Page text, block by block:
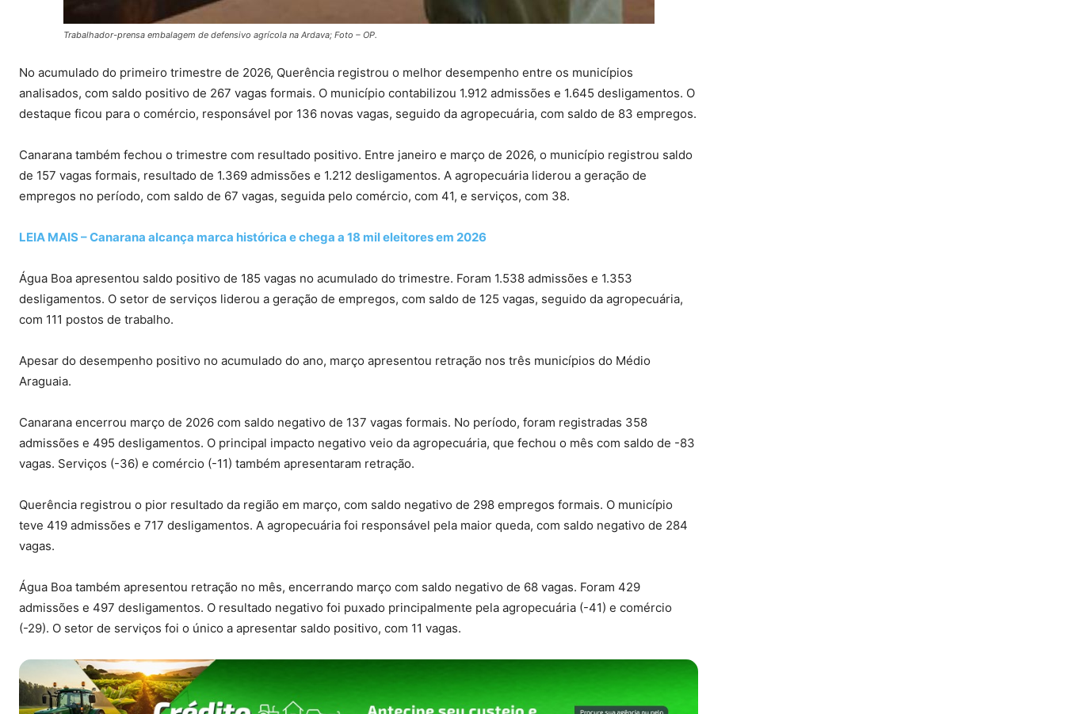
Trabalhador-prensa embalagem de defensivo agrícola na Ardava; Foto – OP.
No acumulado do primeiro trimestre de 2026, Querência registrou o melhor desempenho entre os municípios
analisados, com saldo positivo de 267 vagas formais. O município contabilizou 1.912 admissões e 1.645 desligamentos. O
destaque ficou para o comércio, responsável por 136 novas vagas, seguido da agropecuária, com saldo de 83 empregos.
Canarana também fechou o trimestre com resultado positivo. Entre janeiro e março de 2026, o município registrou saldo
de 157 vagas formais, resultado de 1.369 admissões e 1.212 desligamentos. A agropecuária liderou a geração de
empregos no período, com saldo de 67 vagas, seguida pelo comércio, com 41, e serviços, com 38.
LEIA MAIS – Canarana alcança marca histórica e chega a 18 mil eleitores em 2026
Água Boa apresentou saldo positivo de 185 vagas no acumulado do trimestre. Foram 1.538 admissões e 1.353
desligamentos. O setor de serviços liderou a geração de empregos, com saldo de 125 vagas, seguido da agropecuária,
com 111 postos de trabalho.
Apesar do desempenho positivo no acumulado do ano, março apresentou retração nos três municípios do Médio
Araguaia.
Canarana encerrou março de 2026 com saldo negativo de 137 vagas formais. No período, foram registradas 358
admissões e 495 desligamentos. O principal impacto negativo veio da agropecuária, que fechou o mês com saldo de -83
vagas. Serviços (-36) e comércio (-11) também apresentaram retração.
Querência registrou o pior resultado da região em março, com saldo negativo de 298 empregos formais. O município
teve 419 admissões e 717 desligamentos. A agropecuária foi responsável pela maior queda, com saldo negativo de 284
vagas.
Água Boa também apresentou retração no mês, encerrando março com saldo negativo de 68 vagas. Foram 429
admissões e 497 desligamentos. O resultado negativo foi puxado principalmente pela agropecuária (-41) e comércio
(-29). O setor de serviços foi o único a apresentar saldo positivo, com 11 vagas.